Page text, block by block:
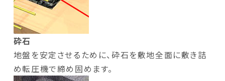
砕石
地盤を安定させるために、砕石を敷地全面に敷き詰
め転圧機で締め固めます。